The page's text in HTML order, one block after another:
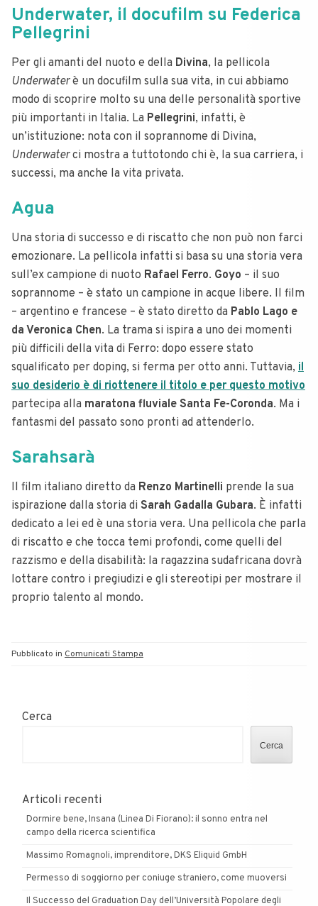
Underwater, il docufilm su Federica
Pellegrini
Per gli amanti del nuoto e della Divina, la pellicola
Underwaterè un docufilm sulla sua vita, in cui abbiamo
modo di scoprire molto su una delle personalità sportive
più importanti in Italia. La Pellegrini, infatti, è
un’istituzione: nota con il soprannome di Divina,
Underwaterci mostra a tuttotondo chi è, la sua carriera, i
successi, ma anche la vita privata.
Agua
Una storia di successo e di riscatto che non può non farci
emozionare. La pellicola infatti si basa su una storia vera
sull’ex campione di nuoto Rafael Ferro. Goyo – il suo
soprannome – è stato un campione in acque libere. Il film
– argentino e francese – è stato diretto da Pablo Lago e
da Veronica Chen. La trama si ispira a uno dei momenti
più difficili della vita di Ferro: dopo essere stato
squalificato per doping, si ferma per otto anni. Tuttavia, il
suo desiderio è di riottenere il titolo e per questo motivo
partecipa alla maratona fluviale Santa Fe-Coronda. Ma i
fantasmi del passato sono pronti ad attenderlo.
Sarahsarà
Il film italiano diretto da Renzo Martinelli prende la sua
ispirazione dalla storia di Sarah Gadalla Gubara. È infatti
dedicato a lei ed è una storia vera. Una pellicola che parla
di riscatto e che tocca temi profondi, come quelli del
razzismo e della disabilità: la ragazzina sudafricana dovrà
lottare contro i pregiudizi e gli stereotipi per mostrare il
proprio talento al mondo.
Pubblicato in Comunicati Stampa
Cerca
Cerca
Articoli recenti
Dormire bene, Insana (Linea Di Fiorano): il sonno entra nel
campo della ricerca scientifica
Massimo Romagnoli, imprenditore, DKS Eliquid GmbH
Permesso di soggiorno per coniuge straniero, come muoversi
Il Successo del Graduation Day dell’Università Popolare degli